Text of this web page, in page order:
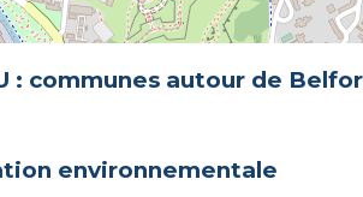
: communes autour de
environnementale